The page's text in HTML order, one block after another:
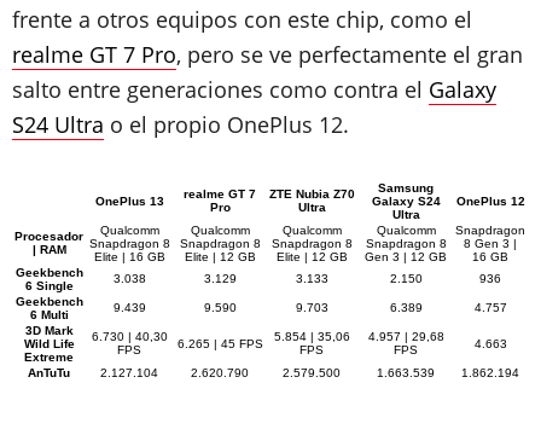
frente a otros equipos con este chip, como el
realme GT 7 Pro, pero se ve perfectamente el gran
salto entre generaciones como contra el Galaxy
S24 Ultra o el propio OnePlus 12.
OnePlus 13
realme GT 7
Pro
ZTE Nubia Z70
Ultra
Samsung
Galaxy S24
Ultra
OnePlus 12
Procesador
| RAM
Qualcomm
Snapdragon 8
Elite | 16 GB
Qualcomm
Snapdragon 8
Elite | 12 GB
Qualcomm
Snapdragon 8
Elite | 12 GB
Qualcomm
Snapdragon 8
Gen 3 | 12 GB
Snapdragon
8 Gen 3 |
16 GB
Geekbench
6 Single
3.038 3.129 3.133 2.150
936
Geekbench
6 Multi
9.439 9.590 9.703 6.389
4.757
3D Mark
Wild Life
Extreme
6.730 | 40,30
FPS
6.265 | 45 FPS
5.854 | 35,06
FPS
4.957 | 29,68
FPS
4.663
AnTuTu 2.127.104 2.620.790 2.579.500 1.663.539 1.862.194